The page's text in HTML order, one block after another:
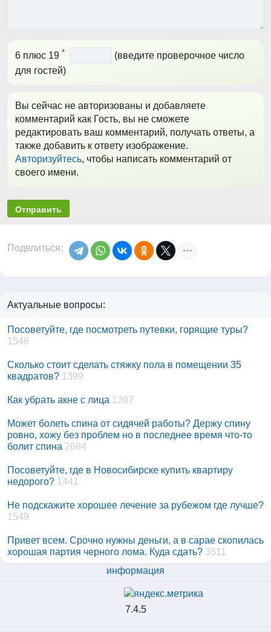
6 плюс 19 *
(введите проверочное число
для гостей)
Вы сейчас не авторизованы и добавляете
комментарий как Гость, вы не сможете
редактировать ваш комментарий, получать ответы, а
также добавить к ответу изображение.
Авторизуйтесь, чтобы написать комментарий от
своего имени.
Отправить
Поделиться:
Актуальные вопросы:
Посоветуйте, где посмотреть путевки, горящие туры?
1546
Сколько стоит сделать стяжку пола в помещении 35
квадратов? 1399
Как убрать акне с лица 1397
Может болеть спина от сидячей работы? Держу спину
ровно, хожу без проблем но в последнее время что-то
болит спина 2684
Посоветуйте, где в Новосибирске купить квартиру
недорого? 1441
Не подскажите хорошее лечение за рубежом где лучше?
1549
Привет всем. Срочно нужны деньги, а в сарае скопилась
хорошая партия черного лома. Куда сдать? 3511
информация
7.4.5